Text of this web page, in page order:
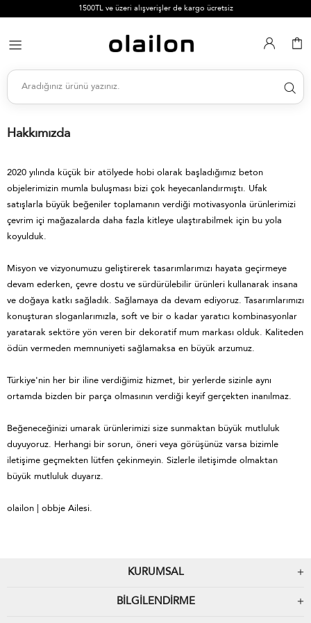
1500TL ve üzeri alışverişler de kargo ücretsiz
Hakkımızda
2020 yılında küçük bir atölyede hobi olarak başladığımız beton
objelerimizin mumla buluşması bizi çok heyecanlandırmıştı. Ufak
satışlarla büyük beğeniler toplamanın verdiği motivasyonla ürünlerimizi
çevrim içi mağazalarda daha fazla kitleye ulaştırabilmek için bu yola
koyulduk.
Misyon ve vizyonumuzu geliştirerek tasarımlarımızı hayata geçirmeye
devam ederken, çevre dostu ve sürdürülebilir ürünleri kullanarak insana
ve doğaya katkı sağladık. Sağlamaya da devam ediyoruz. Tasarımlarımızı
konuşturan sloganlarımızla, soft ve bir o kadar yaratıcı kombinasyonlar
yaratarak sektöre yön veren bir dekoratif mum markası olduk. Kaliteden
ödün vermeden memnuniyeti sağlamaksa en büyük arzumuz.
Türkiye'nin her bir iline verdiğimiz hizmet, bir yerlerde sizinle aynı
ortamda bizden bir parça olmasının verdiği keyif gerçekten inanılmaz.
Beğeneceğinizi umarak ürünlerimizi size sunmaktan büyük mutluluk
duyuyoruz. Herhangi bir sorun, öneri veya görüşünüz varsa bizimle
iletişime geçmekten lütfen çekinmeyin. Sizlerle iletişimde olmaktan
büyük mutluluk duyarız.
olailon | obbje Ailesi.
KURUMSAL
BILGILENDIRME